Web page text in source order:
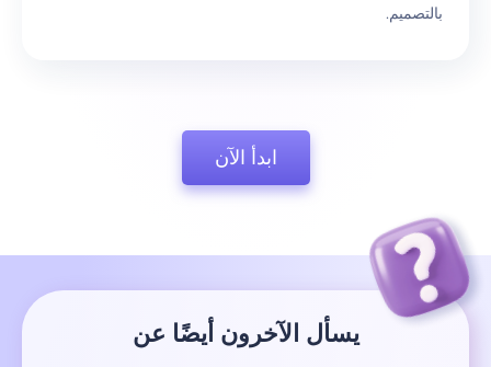
بالتصميم.
ابدأ الآن
يسأل الآخرون أيضًا عن